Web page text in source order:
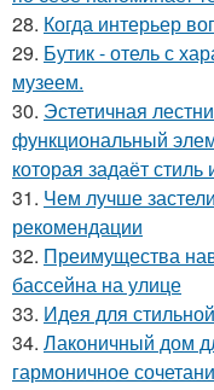
28. Когда интерьер
29. Бутик - отель с
музеем.
30. Эстетичная
функциональный
которая задаёт
31. Чем лучше
рекомендации
32. Преимущества
бассейна на улице
33. Идея для
34. Лаконичный дом
гармоничное